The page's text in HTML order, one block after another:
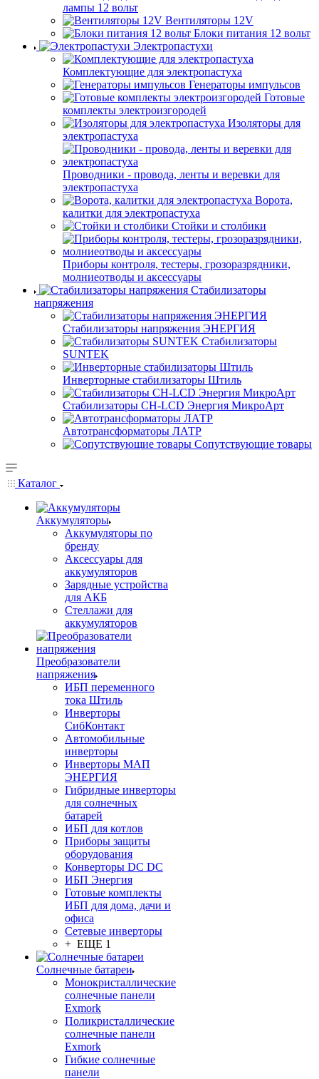
лампы 12 вольт
Вентиляторы 12V
Блоки питания 12 вольт
Электропастухи
Комплектующие для электропастуха
Генераторы импульсов
Готовые
комплекты электроизгородей
Изоляторы для
электропастуха
Проводники - провода, ленты и веревки для
электропастуха
Ворота,
калитки для электропастуха
Стойки и столбики
Приборы контроля, тестеры, грозоразрядники,
молниеотводы и аксессуары
Стабилизаторы
напряжения
Стабилизаторы напряжения ЭНЕРГИЯ
Стабилизаторы
SUNTEK
Инверторные стабилизаторы Штиль
Стабилизаторы СН-LCD Энepгия МикроАрт
Автотрансформаторы ЛАТР
Сопутствующие товары
Каталог
Аккумуляторы
Аккумуляторы по
бренду
Аксессуары для
аккумуляторов
Зарядные устройства
для АКБ
Стеллажи для
аккумуляторов
Преобразователи
напряжения
ИБП переменного
тока Штиль
Инверторы
СибКонтакт
Автомобильные
инверторы
Инверторы МАП
ЭНЕРГИЯ
Гибридные инверторы
для солнечных
батарей
ИБП для котлов
Приборы защиты
оборудования
Конверторы DC DC
ИБП Энергия
Готовые комплекты
ИБП для дома, дачи и
офиса
Сетевые инверторы
+ ЕЩЕ 1
Солнечные батареи
Монокристаллические
солнечные панели
Exmork
Поликристаллические
солнечные панели
Exmork
Гибкие солнечные
панели